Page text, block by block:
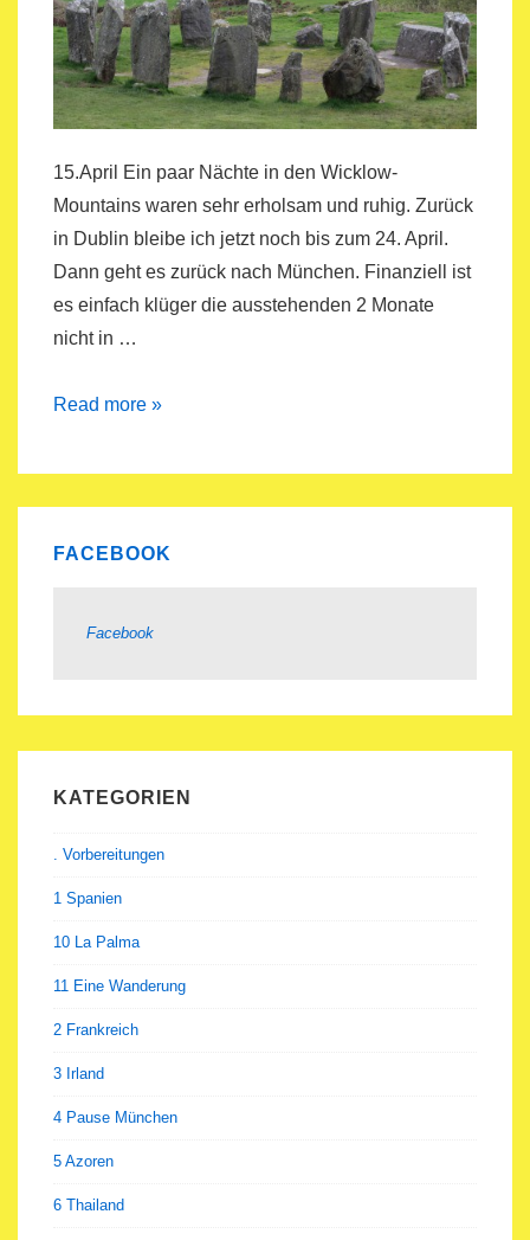
15.April Ein paar Nächte in den Wicklow-
Mountains waren sehr erholsam und ruhig. Zurück
in Dublin bleibe ich jetzt noch bis zum 24. April.
Dann geht es zurück nach München. Finanziell ist
es einfach klüger die ausstehenden 2 Monate
nicht in …
Reise
grüne
Irland
Read more »
FACEBOOK
Facebook
KATEGORIEN
. Vorbereitungen
1 Spanien
10 La Palma
11 Eine Wanderung
2 Frankreich
3 Irland
4 Pause München
5 Azoren
6 Thailand